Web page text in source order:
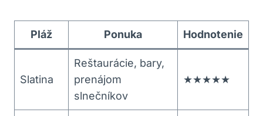
Pláž Ponuka Hodnotenie
Slatina
Reštaurácie, bary,
prenájom
slnečníkov
★★★★★